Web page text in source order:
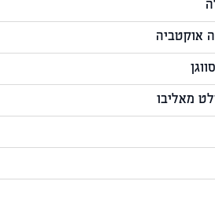
אוקטביה
מאליבו